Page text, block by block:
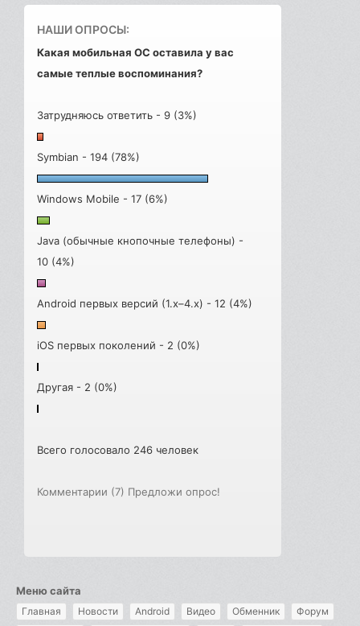
НАШИ ОПРОСЫ:
Какая мобильная ОС оставила у вас
самые теплые воспоминания?
Затрудняюсь ответить - 9 (3%)
Symbian - 194 (78%)
Windows Mobile - 17 (6%)
Java (обычные кнопочные телефоны) -
10 (4%)
Android первых версий (1.x–4.x) - 12 (4%)
iOS первых поколений - 2 (0%)
Другая - 2 (0%)
Всего голосовало 246 человек
Комментарии (7) Предложи опрос!
Меню сайта
Главная Новости Android Видео Обменник Форум